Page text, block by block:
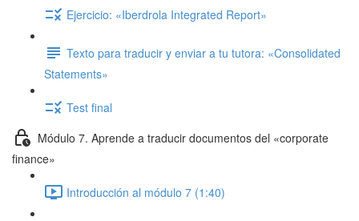
Ejercicio: «Iberdrola Integrated Report»
Texto para traducir y enviar a tu tutora: «Consolidated
Statements»
Test final
Módulo 7. Aprende a traducir documentos del «corporate
finance»
Introducción al módulo 7 (1:40)